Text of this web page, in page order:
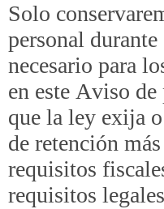
Solo
personal
necesario para
en este Aviso
que la ley exija
de retención
requisitos
requisitos